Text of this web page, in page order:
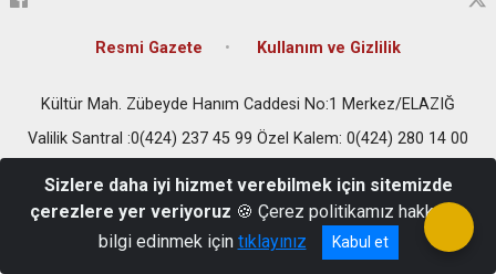
Resmi Gazete Kullanım ve Gizlilik
Kültür Mah. Zübeyde Hanım Caddesi No:1 Merkez/ELAZIĞ
Valilik Santral :0(424) 237 45 99 Özel Kalem: 0(424) 280 14 00
Sizlere daha iyi hizmet verebilmek için sitemizde
çerezlere yer veriyoruz 🍪 Çerez politikamız hakkında
bilgi edinmek için tıklayınız Kabul et